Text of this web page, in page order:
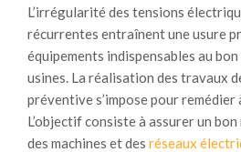
L’irrégularité des tensions
récurrentes entraînent une usure
équipements indispensables au
usines. La réalisation des travaux
préventive s’impose pour remédier
L’objectif consiste à assurer un
des machines et des réseaux